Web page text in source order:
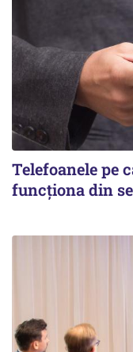
Telefoanele pe
funcționa din